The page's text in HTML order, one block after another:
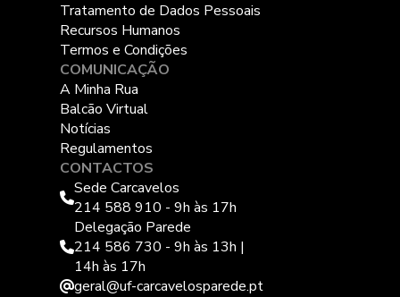
Tratamento de Dados Pessoais
Recursos Humanos
Termos e Condições
COMUNICAÇÃO
A Minha Rua
Balcão Virtual
Notícias
Regulamentos
CONTACTOS
Sede Carcavelos
214 588 910 - 9h às 17h
Delegação Parede
214 586 730 - 9h às 13h |
14h às 17h
geral@uf-carcavelosparede.pt